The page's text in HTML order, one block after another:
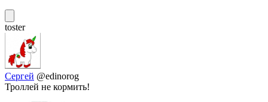
toster
Сергей @edinorog
Троллей не кормить!